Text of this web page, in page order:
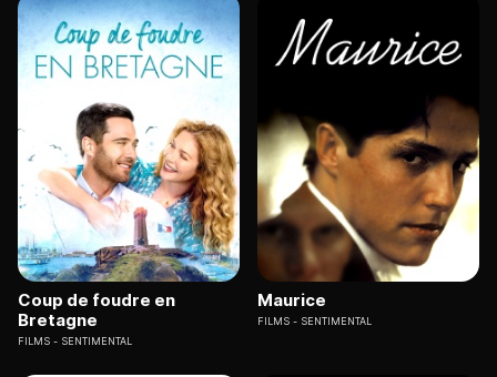
Coup de foudre en
Bretagne
FILMS SENTIMENTAL
Maurice
FILMS SENTIMENTAL